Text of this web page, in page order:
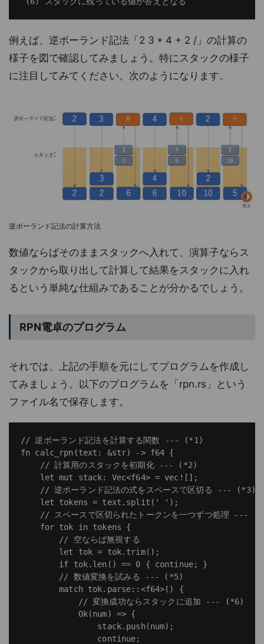
例えば、逆ポーランド記法「2 3 * 4 + 2 /」の計算の
様子を図で確認してみましょう。特にスタックの様子
に注目してみてください。次のようになります。
逆ポーランド記法の計算方法
数値ならばそのままスタックへ入れて、演算子ならス
タックから取り出して計算して結果をスタックに入れ
るという単純な仕組みであることが分かるでしょう。
RPN電卓のプログラム
それでは、上記の手順を元にしてプログラムを作成し
てみましょう。以下のプログラムを「rpn.rs」という
ファイル名で保存します。
// 逆ポーランド記法を計算する関数 --- (*1)
fn calc_rpn(text: &str) -> f64 {
    // 計算用のスタックを初期化 --- (*2)
    let mut stack: Vec<f64> = vec![];
    // 逆ポーランド記法の式をスペースで区切る --- (*3)
    let tokens = text.split(' ');
// スペースで区切られたトークンを一つずつ処理 ---
    for tok in tokens {
        // 空ならば無視する
        let tok = tok.trim();
        if tok.len() == 0 { continue; }
        // 数値変換を試みる --- (*5)
        match tok.parse::<f64>() {
            // 変換成功ならスタックに追加 --- (*6)
            Ok(num) => {
                stack.push(num);
                continue;